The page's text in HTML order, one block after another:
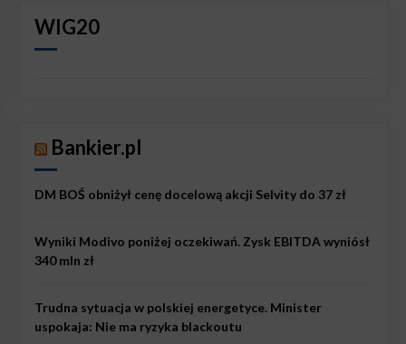
WIG20
Bankier.pl
DM BOŚ obniżył cenę docelową akcji Selvity do 37 zł
Wyniki Modivo poniżej oczekiwań. Zysk EBITDA wyniósł
340 mln zł
Trudna sytuacja w polskiej energetyce. Minister
uspokaja: Nie ma ryzyka blackoutu